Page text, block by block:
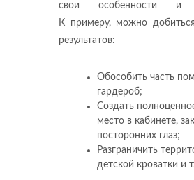
свои особенности и
К примеру, можно
результатов:
Обособить часть
гардероб;
Создать
место в кабинете,
посторонних глаз;
Разграничить
детской кроватки и